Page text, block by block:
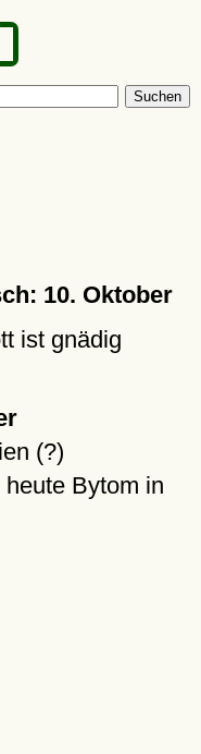
Suchen
10. Oktober
ist gnädig
(?)
heute Bytom in